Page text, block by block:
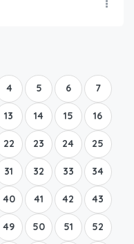
4 5 6 7
13 14 15 16
22 23 24 25
31 32 33 34
40 41 42 43
49 50 51 52